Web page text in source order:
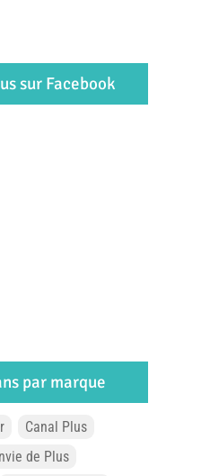
sur Facebook
par marque
Canal Plus
de Plus